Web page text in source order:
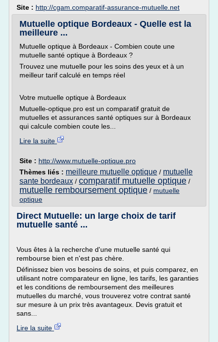
Site : http://cgam.comparatif-assurance-mutuelle.net
Mutuelle optique Bordeaux - Quelle est la
meilleure ...
Mutuelle optique à Bordeaux - Combien coute une
mutuelle santé optique à Bordeaux ?
Trouvez une mutuelle pour les soins des yeux et à un
meilleur tarif calculé en temps réel
Votre mutuelle optique à Bordeaux
Mutuelle-optique.pro est un comparatif gratuit de
mutuelles et assurances santé optiques sur à Bordeaux
qui calcule combien coute les...
Lire la suite
Site : http://www.mutuelle-optique.pro
Thèmes liés : meilleure mutuelle optique / mutuelle
sante bordeaux / comparatif mutuelle optique /
mutuelle remboursement optique / mutuelle
optique
Direct Mutuelle: un large choix de tarif
mutuelle santé ...
Vous êtes à la recherche d'une mutuelle santé qui
rembourse bien et n'est pas chère.
Définissez bien vos besoins de soins, et puis comparez, en
utilisant notre comparateur en ligne, les tarifs, les garanties
et les conditions de remboursement des meilleures
mutuelles du marché, vous trouverez votre contrat santé
sur mesure à un prix très avantageux. Devis gratuit et
sans...
Lire la suite